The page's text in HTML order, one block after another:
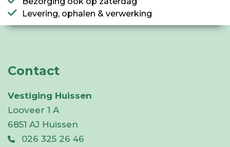
Levering, ophalen & verwerking
Contact
Vestiging Huissen
Looveer 1 A
6851 AJ Huissen
026 325 26 46